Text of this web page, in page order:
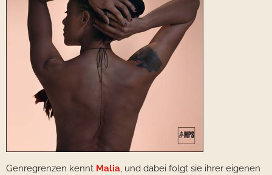
Genregrenzen kennt Malia, und dabei folgt sie ihrer eigenen